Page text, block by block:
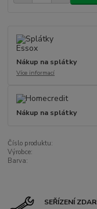
Nákup na splátky
Více informací
Nákup na splátky
Číslo produktu:
Výrobce:
Barva:
SEŘÍZENÍ